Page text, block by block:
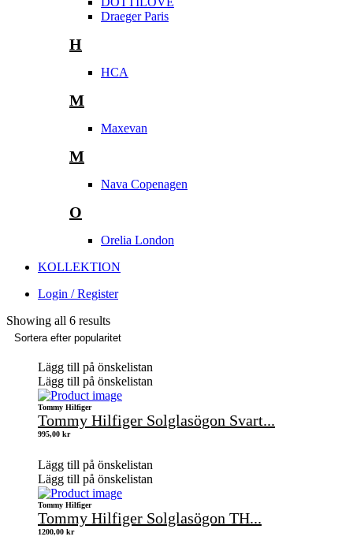
Draeger Paris
H
HCA
M
Maxevan
M
Nava Copenagen
O
Orelia London
KOLLEKTION
Login / Register
Showing all 6 results
Lägg till på önskelistan
Lägg till på önskelistan
Tommy Hilfiger
Tommy Hilfiger Solglasögon Svart...
995,00 kr
Lägg till på önskelistan
Lägg till på önskelistan
Tommy Hilfiger
Tommy Hilfiger Solglasögon TH...
1200,00 kr